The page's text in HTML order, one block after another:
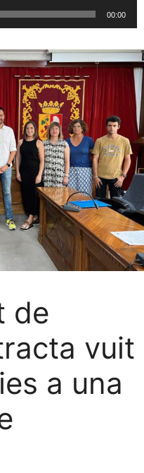
00:00
de
vuit
a una